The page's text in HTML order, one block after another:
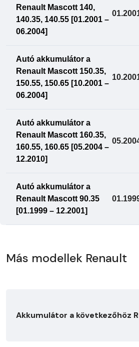
Renault Mascott 140,
140.35, 140.55 [01.2001 –
06.2004]
Autó akkumulátor a
Renault Mascott 150.35,
150.55, 150.65 [10.2001 –
06.2004]
Autó akkumulátor a
Renault Mascott 160.35,
160.55, 160.65 [05.2004 –
12.2010]
Autó akkumulátor a
Renault Mascott 90.35
[01.1999 – 12.2001]
Más modellek Renault
Akkumulátor a következőhöz